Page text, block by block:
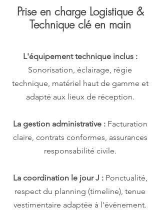
Prise en charge Logistique &
Technique clé en main
L'équipement technique inclus :
Sonorisation, éclairage, régie
technique, matériel haut de gamme et
adapté aux lieux de réception.
La gestion administrative :Facturation
claire, contrats conformes, assurances
responsabilité civile.
La coordination le jour J : Ponctualité,
respect du planning (timeline), tenue
vestimentaire adaptée à l'événement.